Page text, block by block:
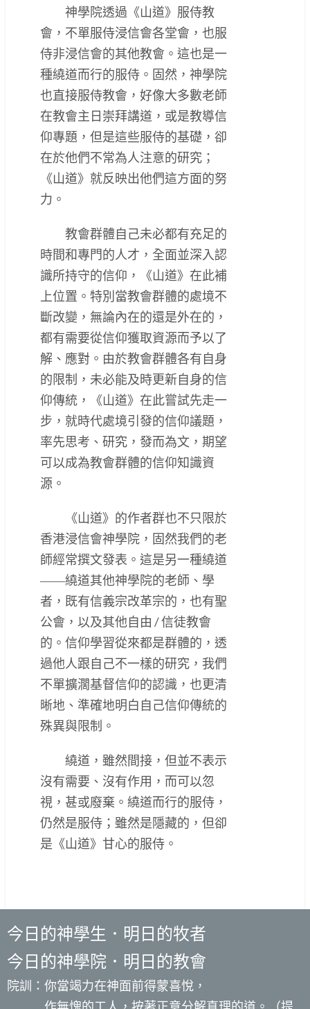
神學院透過《山道》服侍教
會，不單服侍浸信會各堂會，也服
侍非浸信會的其他教會。這也是一
種繞道而行的服侍。固然，神學院
也直接服侍教會，好像大多數老師
在教會主日崇拜講道，或是教導信
仰專題，但是這些服侍的基礎，卻
在於他們不常為人注意的研究；
《山道》就反映出他們這方面的努
力。
教會群體自己未必都有充足的
時間和專門的人才，全面並深入認
識所持守的信仰，《山道》在此補
上位置。特別當教會群體的處境不
斷改變，無論內在的還是外在的，
都有需要從信仰獲取資源而予以了
解、應對。由於教會群體各有自身
的限制，未必能及時更新自身的信
仰傳統，《山道》在此嘗試先走一
步，就時代處境引發的信仰議題，
率先思考、研究，發而為文，期望
可以成為教會群體的信仰知識資
源。
《山道》的作者群也不只限於
香港浸信會神學院，固然我們的老
師經常撰文發表。這是另一種繞道
――繞道其他神學院的老師、學
者，既有信義宗改革宗的，也有聖
公會，以及其他自由 / 信徒教會
的。信仰學習從來都是群體的，透
過他人跟自己不一樣的研究，我們
不單擴濶基督信仰的認識，也更清
晰地、準確地明白自己信仰傳統的
殊異與限制。
繞道，雖然間接，但並不表示
沒有需要、沒有作用，而可以忽
視，甚或廢棄。繞道而行的服侍，
仍然是服侍；雖然是隱藏的，但卻
是《山道》甘心的服侍。
今日的神學生．明日的牧者
今日的神學院．明日的教會
院訓：你當竭力在神面前得蒙喜悅，